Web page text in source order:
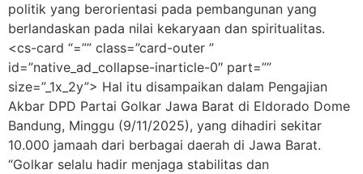
politik yang berorientasi pada pembangunan yang
berlandaskan pada nilai kekaryaan dan spiritualitas.
<cs-card “=”” class=”card-outer ”
id=”native_ad_collapse-inarticle-0″ part=””
size=”_1x_2y”> Hal itu disampaikan dalam Pengajian
Akbar DPD Partai Golkar Jawa Barat di Eldorado Dome
Bandung, Minggu (9/11/2025), yang dihadiri sekitar
10.000 jamaah dari berbagai daerah di Jawa Barat.
“Golkar selalu hadir menjaga stabilitas dan